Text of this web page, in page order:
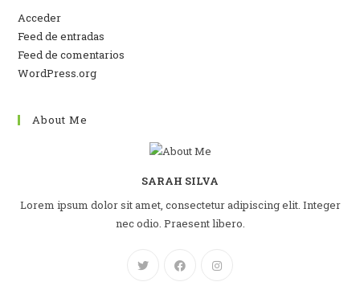
Acceder
Feed de entradas
Feed de comentarios
WordPress.org
About Me
SARAH SILVA
Lorem ipsum dolor sit amet, consectetur adipiscing elit. Integer
nec odio. Praesent libero.